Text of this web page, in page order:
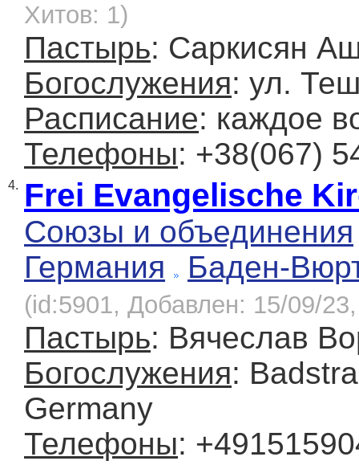
Хитов: 1)
Пастырь: Саркисян
Богослужения: ул.
Расписание: каждое
Телефоны: +38(067)
4. Frei Evangelische
Союзы и объединения
Германия
Баден-
(id:5901, Добавлен: 15/09/
Пастырь: Вячеслав
Богослужения:
Germany
Телефоны: